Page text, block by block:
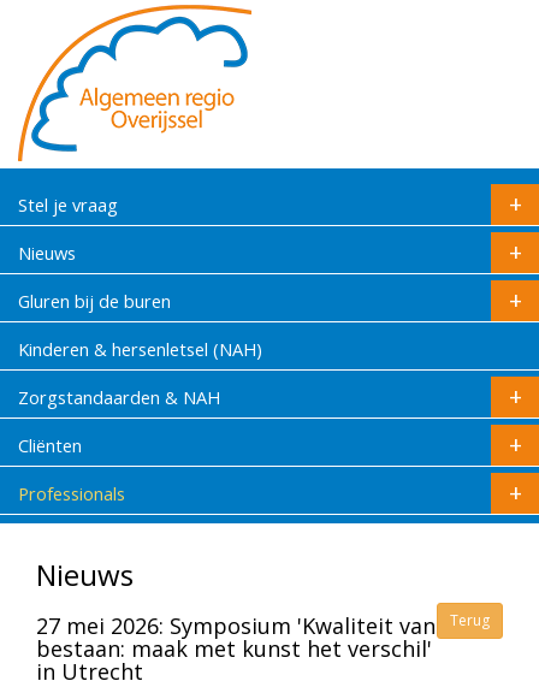
Stel je vraag
Nieuws
Gluren bij de buren
Kinderen & hersenletsel (NAH)
Zorgstandaarden & NAH
Cliënten
Professionals
Nieuws
Terug
27 mei 2026: Symposium 'Kwaliteit van
bestaan: maak met kunst het verschil'
in Utrecht